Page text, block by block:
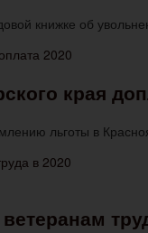
книжке об
края
льготы в